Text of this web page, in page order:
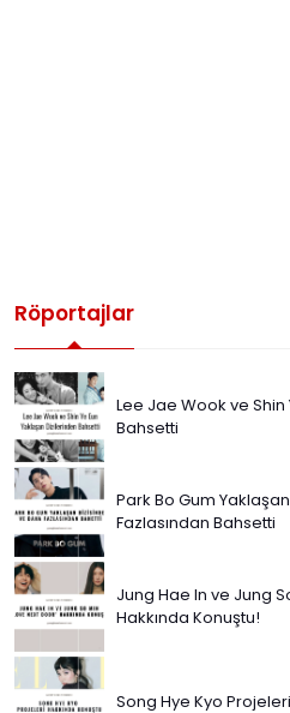
Röportajlar
Lee Jae Wook ve
Bahsetti
Park Bo Gum
Fazlasından Bahsetti
Jung Hae In ve Jung
Hakkında Konuştu!
Song Hye Kyo